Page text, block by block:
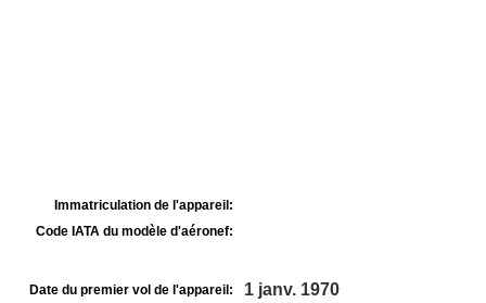
Immatriculation de l'appareil:
Code IATA du modèle d'aéronef:
Date du premier vol de l'appareil: 1 janv. 1970